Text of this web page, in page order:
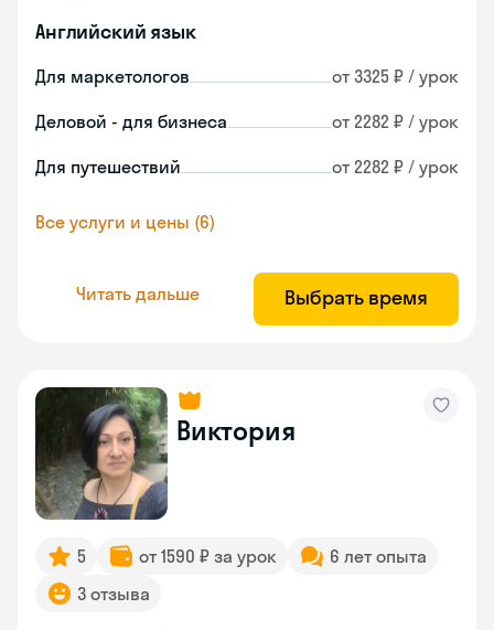
Английский язык
Для маркетологов от 3325 ₽ / урок
Деловой - для бизнеса от 2282 ₽ / урок
Для путешествий от 2282 ₽ / урок
Все услуги и цены (6)
Читать дальше Выбрать время
Виктория
5 от 1590 ₽ за урок
6 лет опыта
3 отзыва